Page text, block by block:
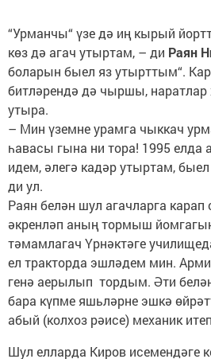
“Урманчы“ үзе дә иң кырый
көз дә агач утыртам, – ди Раян
боларын быел яз утырттым“.
битләрендә дә чыршы, наратлар
утыра.
– Мин үземне урамга чыккач
һавасы гына ни тора! 1995 елда
идем, әлегә кадәр утыртам,
ди ул.
Раян белән шул агачларга карап
әкренләп аның тормыш
тәмамлагач Үрнәктәге
ел тракторда эшләдем мин.
генә аерылып тордым. Әти
бара күпме яшьләрне эшкә
абый (колхоз рәисе) механик
Шул елларда Киров исемендәге